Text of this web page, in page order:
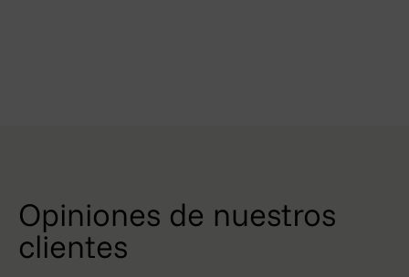
Opiniones de nuestros
clientes